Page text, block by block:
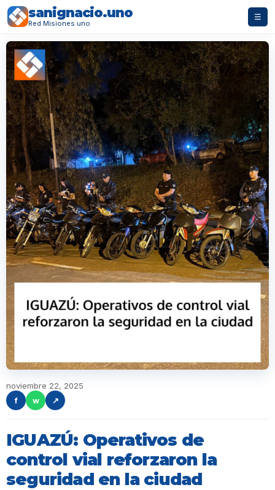
sanignacio.uno
Red Misiones.uno
☰
noviembre 22, 2025
f
w ↗
IGUAZÚ: Operativos de
control vial reforzaron la
seguridad en la ciudad